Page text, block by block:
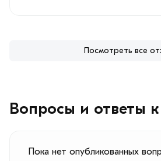
Посмотреть все
Вопросы и ответы
Пока нет опубликованных